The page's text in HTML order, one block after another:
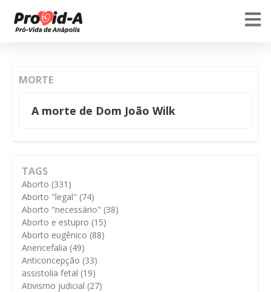
TAGS
Aborto (331)
Aborto "legal" (74)
Aborto "necessário" (38)
Aborto e estupro (15)
Aborto eugênico (88)
Anencefalia (49)
Anticoncepção (33)
assistolia fetal (19)
Ativismo judicial (27)
MORTE
A morte de Dom João Wilk